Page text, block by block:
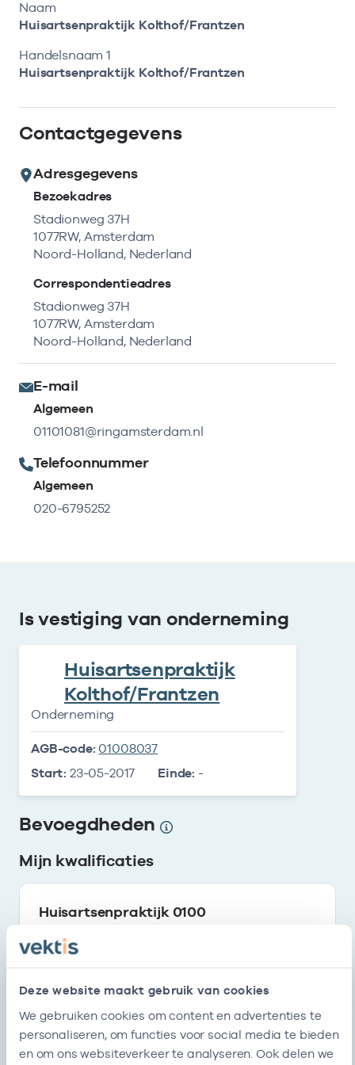
Deze website maakt gebruik van cookies
We gebruiken cookies om content en advertenties te
personaliseren, om functies voor social media te bieden
en om ons websiteverkeer te analyseren. Ook delen we
Zoeken in AGB-register
zorgaanbieder of onderneming.
Kortdurende zorg
Langdurige zorg
Gemeentezorgspiegel
Op zoek naar een rapport?
Bekijk de openbare rapporten per thema of
log in voor de besloten rapporten op
Zorgprisma.nl.
Naar openbare rapporten
Retourcodezoeker
Bekijk het aanbod
Naar hulp
Naam
Huisartsenpraktijk Kolthof/Frantzen
Handelsnaam 1
Huisartsenpraktijk Kolthof/Frantzen
Contactgegevens
Adresgegevens
Bezoekadres
Stadionweg 37H
1077RW, Amsterdam
Noord-Holland, Nederland
Correspondentieadres
Stadionweg 37H
1077RW, Amsterdam
Noord-Holland, Nederland
E-mail
Algemeen
01101081@ringamsterdam.nl
Telefoonnummer
Algemeen
020-6795252
Is vestiging van onderneming
Huisartsenpraktijk
Kolthof/Frantzen
Onderneming
AGB-code: 01008037
Start: 23-05-2017 Einde: -
Bevoegdheden
Mijn kwalificaties
Huisartsenpraktijk 0100
Start
23-05-2017
Mijn erkenningen
Inschrijving handelsregister